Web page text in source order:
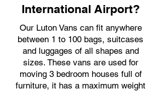
International Airport?
Our Luton Vans can fit anywhere
between 1 to 100 bags, suitcases
and luggages of all shapes and
sizes. These vans are used for
moving 3 bedroom houses full of
furniture, it has a maximum weight